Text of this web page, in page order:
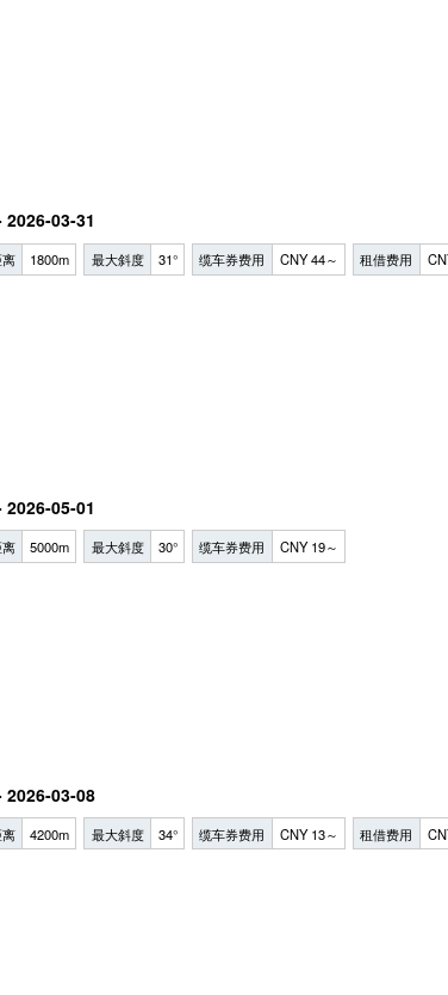
2026-03-31
1800m 最大斜度 31° 缆车券费用 CNY 44～ 租借费用
2026-05-01
5000m 最大斜度 30° 缆车券费用 CNY 19～
2026-03-08
4200m 最大斜度 34° 缆车券费用 CNY 13～ 租借费用